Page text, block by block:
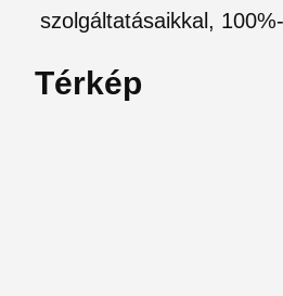
szolgáltatásaikkal,
Térkép